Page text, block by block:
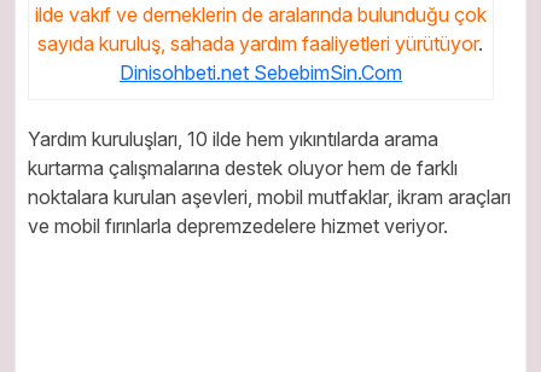
ilde vakıf ve derneklerin de aralarında bulunduğu çok
sayıda kuruluş, sahada yardım faaliyetleri yürütüyor.
Dinisohbeti.net SebebimSin.Com
Yardım kuruluşları, 10 ilde hem yıkıntılarda arama
kurtarma çalışmalarına destek oluyor hem de farklı
noktalara kurulan aşevleri, mobil mutfaklar, ikram araçları
ve mobil fırınlarla depremzedelere hizmet veriyor.